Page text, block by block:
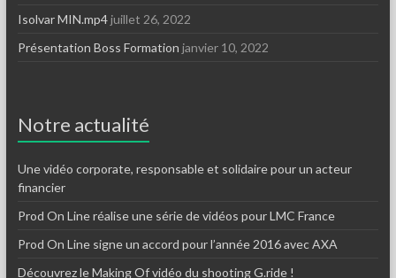
Isolvar MIN.mp4juillet 26, 2022
Présentation Boss Formation janvier 10, 2022
Notre actualité
Une vidéo corporate, responsable et solidaire pour un acteur
financier
Prod On Line réalise une série de vidéos pour LMC France
Prod On Line signe un accord pour l’année 2016 avec AXA
Découvrez le Making Of vidéo du shooting G.ride !